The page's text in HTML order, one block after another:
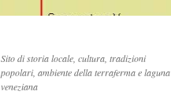
Sito di storia locale, cultura, tradizioni
popolari, ambiente della terraferma e laguna
veneziana